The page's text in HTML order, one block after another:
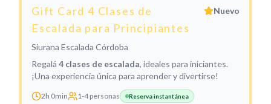
Gift Card 4 Clases de
Escalada para Principiantes
Nuevo
Siurana Escalada Córdoba
Regalá 4 clases de escalada, ideales para iniciantes.
¡Una experiencia única para aprender y divertirse!
2h 0min 1-4personas Reserva instantánea